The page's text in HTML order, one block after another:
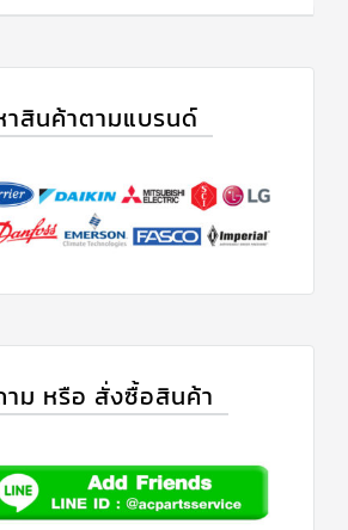
สินค้าตามแบรนด์
ม หรือ สั่งซื้อสินค้า